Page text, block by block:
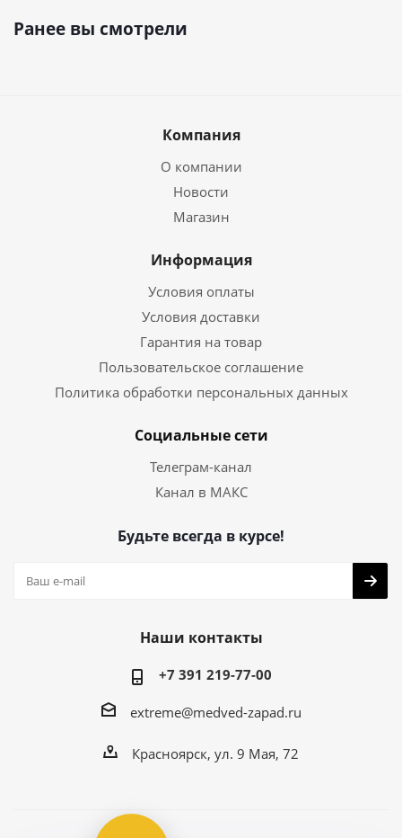
Ранее вы смотрели
Компания
О компании
Новости
Магазин
Информация
Условия оплаты
Условия доставки
Гарантия на товар
Пользовательское соглашение
Политика обработки персональных данных
Социальные сети
Телеграм-канал
Канал в МАКС
Будьте всегда в курсе!
Наши контакты
+7 391 219-77-00
extreme@medved-zapad.ru
Красноярск, ул. 9 Мая, 72